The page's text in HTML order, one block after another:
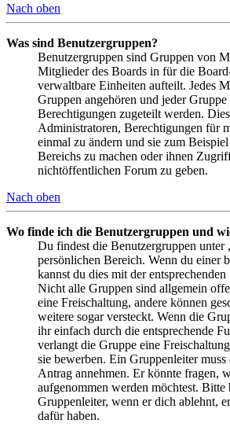
Nach oben
Was sind Benutzergruppen?
Benutzergruppen sind Gruppen von
Mitglieder des Boards in für die
verwaltbare Einheiten aufteilt. Jedes
Gruppen angehören und jeder Gruppe
Berechtigungen zugeteilt werden.
Administratoren, Berechtigungen für
einmal zu ändern und sie zum
Bereichs zu machen oder ihnen
nichtöffentlichen Forum zu geben.
Nach oben
Wo finde ich die Benutzergruppen und
Du findest die Benutzergruppen unter
persönlichen Bereich. Wenn du einer
kannst du dies mit der
Nicht alle Gruppen sind allgemein
eine Freischaltung, andere können
weitere sogar versteckt. Wenn die
ihr einfach durch die entsprechende
verlangt die Gruppe eine
sie bewerben. Ein Gruppenleiter muss
Antrag annehmen. Er könnte fragen,
aufgenommen werden möchtest. Bitte
Gruppenleiter, wenn er dich ablehnt,
dafür haben.